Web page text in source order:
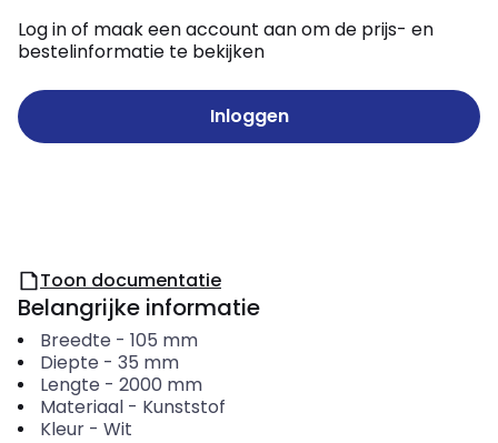
Log in of maak een account aan om de prijs- en
bestelinformatie te bekijken
Inloggen
Toon documentatie
Belangrijke informatie
Breedte - 105 mm
Diepte - 35 mm
Lengte - 2000 mm
Materiaal- Kunststof
Kleur- Wit